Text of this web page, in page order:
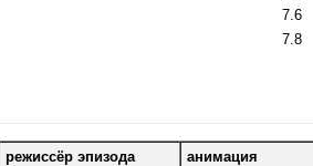
7.6
7.8
режиссёр эпизода
анимация